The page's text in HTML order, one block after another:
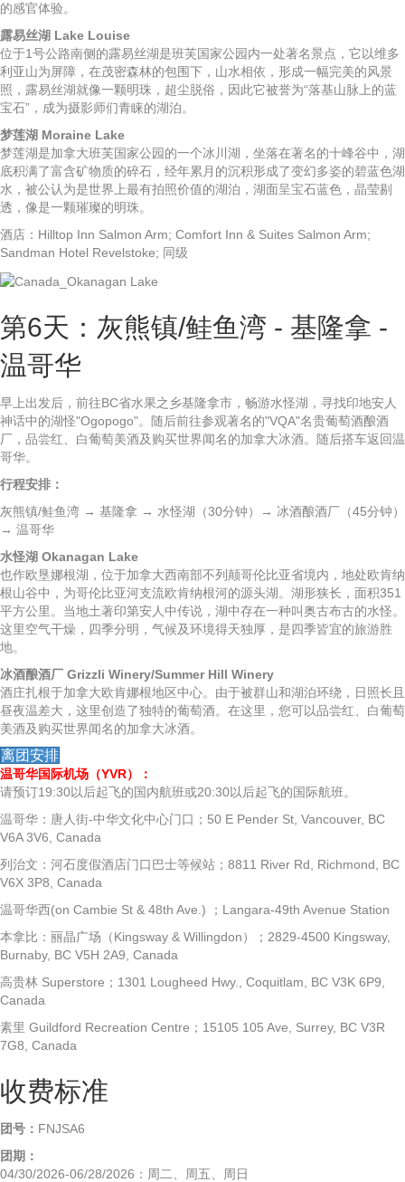
的感官体验。
露易丝湖 Lake Louise
位于1号公路南侧的露易丝湖是班芙国家公园内一处著名景点，它以维多
利亚山为屏障，在茂密森林的包围下，山水相依，形成一幅完美的风景
照，露易丝湖就像一颗明珠，超尘脱俗，因此它被誉为“落基山脉上的蓝
宝石”，成为摄影师们青睐的湖泊。
梦莲湖 Moraine Lake
梦莲湖是加拿大班芙国家公园的一个冰川湖，坐落在著名的十峰谷中，湖
底积满了富含矿物质的碎石，经年累月的沉积形成了变幻多姿的碧蓝色湖
水，被公认为是世界上最有拍照价值的湖泊，湖面呈宝石蓝色，晶莹剔
透，像是一颗璀璨的明珠。
酒店：Hilltop Inn Salmon Arm; Comfort Inn & Suites Salmon Arm;
Sandman Hotel Revelstoke; 同级
第6天：灰熊镇/鲑鱼湾 - 基隆拿 -
温哥华
早上出发后，前往BC省水果之乡基隆拿市，畅游水怪湖，寻找印地安人
神话中的湖怪"Ogopogo"。随后前往参观著名的"VQA"名贵葡萄酒酿酒
厂，品尝红、白葡萄美酒及购买世界闻名的加拿大冰酒。随后搭车返回温
哥华。
行程安排：
灰熊镇/鲑鱼湾 → 基隆拿 → 水怪湖（30分钟）→ 冰酒酿酒厂（45分钟）
→ 温哥华
水怪湖 Okanagan Lake
也作欧垦娜根湖，位于加拿大西南部不列颠哥伦比亚省境内，地处欧肯纳
根山谷中，为哥伦比亚河支流欧肯纳根河的源头湖。湖形狭长，面积351
平方公里。当地土著印第安人中传说，湖中存在一种叫奥古布古的水怪。
这里空气干燥，四季分明，气候及环境得天独厚，是四季皆宜的旅游胜
地。
冰酒酿酒厂 Grizzli Winery/Summer Hill Winery
酒庄扎根于加拿大欧肯娜根地区中心。由于被群山和湖泊环绕，日照长且
昼夜温差大，这里创造了独特的葡萄酒。在这里，您可以品尝红、白葡萄
美酒及购买世界闻名的加拿大冰酒。
离团安排
温哥华国际机场（YVR）：
请预订19:30以后起飞的国内航班或20:30以后起飞的国际航班。
温哥华：唐人街-中华文化中心门口；50 E Pender St, Vancouver, BC
V6A 3V6, Canada
列治文：河石度假酒店门口巴士等候站；8811 River Rd, Richmond, BC
V6X 3P8, Canada
温哥华西(on Cambie St & 48th Ave.) ；Langara-49th Avenue Station
本拿比：丽晶广场（Kingsway & Willingdon）；2829-4500 Kingsway,
Burnaby, BC V5H 2A9, Canada
高贵林 Superstore；1301 Lougheed Hwy., Coquitlam, BC V3K 6P9,
Canada
素里 Guildford Recreation Centre；15105 105 Ave, Surrey, BC V3R
7G8, Canada
收费标准
团号： FNJSA6
团期：
04/30/2026-06/28/2026：周二、周五、周日